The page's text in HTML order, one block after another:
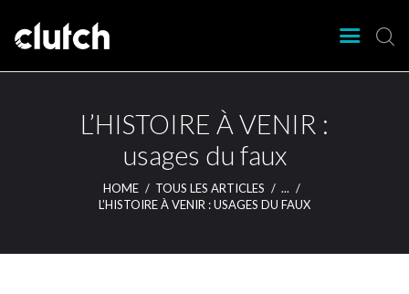
L’HISTOIRE À VENIR :
usages du faux
HOME TOUS LES ARTICLES
...
L’HISTOIRE À VENIR : USAGES DU FAUX
Clutch Webzine
Agenda
Nos éditions
Magazine
Articles